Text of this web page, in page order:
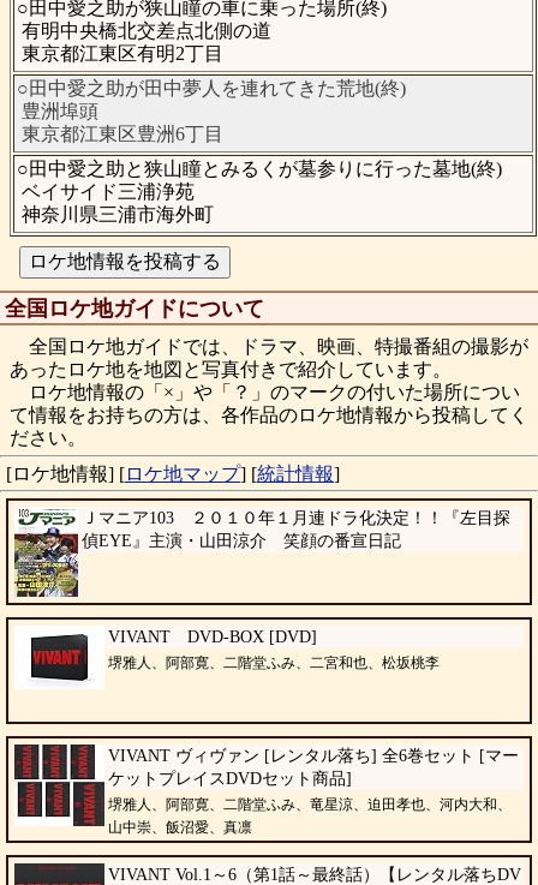
○田中愛之助が狭山瞳の車に乗った場所(終)
有明中央橋北交差点北側の道
東京都江東区有明2丁目
○田中愛之助が田中夢人を連れてきた荒地(終)
豊洲埠頭
東京都江東区豊洲6丁目
○田中愛之助と狭山瞳とみるくが墓参りに行った墓地(終)
ベイサイド三浦浄苑
神奈川県三浦市海外町
全国ロケ地ガイドについて
全国ロケ地ガイドでは、ドラマ、映画、特撮番組の撮影が
あったロケ地を地図と写真付きで紹介しています。
ロケ地情報の「×」や「？」のマークの付いた場所につい
て情報をお持ちの方は、各作品のロケ地情報から投稿してく
ださい。
[ロケ地情報] [ロケ地マップ] [統計情報]
Ｊマニア103 ２０１０年１月連ドラ化決定！！『左目探
偵EYE』主演・山田涼介 笑顔の番宣日記
VIVANT DVD-BOX [DVD]
堺雅人、阿部寛、二階堂ふみ、二宮和也、松坂桃李
VIVANT ヴィヴァン [レンタル落ち] 全6巻セット [マー
ケットプレイスDVDセット商品]
堺雅人、阿部寛、二階堂ふみ、竜星涼、迫田孝也、河内大和、
山中崇、飯沼愛、真凛
VIVANT Vol.1～6（第1話～最終話）【レンタル落ちDV